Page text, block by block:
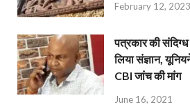
February 12, 2023
पत्रकार की
लिया संज्ञान,
CBI जांच की मांग
June 16, 2021